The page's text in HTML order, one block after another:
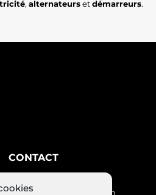
, alternateursetdémarreurs.
CONTACT
AtelierD